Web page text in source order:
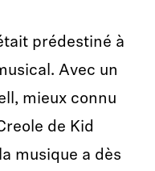
prédestiné à
Avec un
mieux connu
de Kid
musique a dès